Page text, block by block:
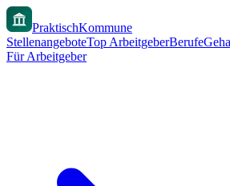
PraktischKommune
StellenangeboteTop ArbeitgeberBerufe
Für Arbeitgeber